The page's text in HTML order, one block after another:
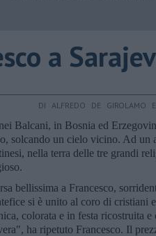
a
DI ALFREDO DE GIROLAMO
Balcani, in Bosnia ed
solcando un cielo vicino. Ad
nella terra delle tre grandi
bellissima a Francesco,
si è unito al coro di cristiani
colorata e in festa ricostruita
ha ripetuto Francesco. Il